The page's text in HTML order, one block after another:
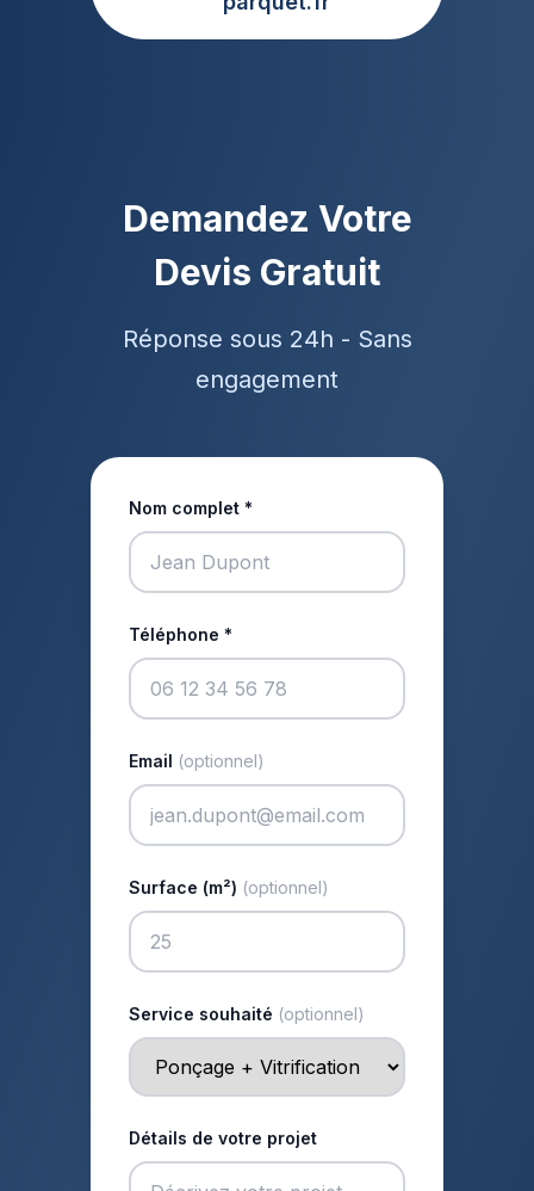
Demandez Votre
Devis Gratuit
Réponse sous 24h - Sans
engagement
Nom complet *
Téléphone *
Email (optionnel)
Surface (m²) (optionnel)
Service souhaité (optionnel)
Détails de votre projet